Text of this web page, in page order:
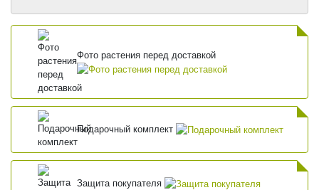
Фото растения перед доставкой
Подарочный комплект
Защита покупателя